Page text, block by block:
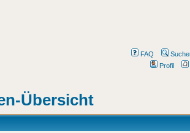
FAQ
Profil
Übersicht